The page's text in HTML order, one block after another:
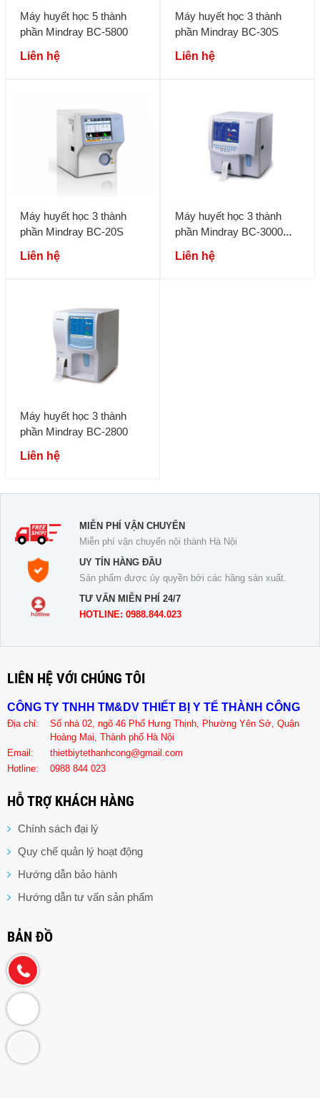
Máy huyết học 5 thành
phần Mindray BC-5800
Liên hệ
Máy huyết học 3 thành
phần Mindray BC-30S
Liên hệ
Máy huyết học 3 thành
phần Mindray BC-20S
Liên hệ
Máy huyết học 3 thành
phần Mindray BC-3000
Liên hệ
Máy huyết học 3 thành
phần Mindray BC-2800
Liên hệ
MIỄN PHÍ VẬN CHUYỂN
Miễn phí vận chuyển nội thành Hà Nội
UY TÍN HÀNG ĐẦU
Sản phẩm được ủy quyền bởi các hãng sản xuất.
TƯ VẤN MIỄN PHÍ 24/7
HOTLINE: 0988.844.023
LIÊN HỆ VỚI CHÚNG TÔI
CÔNG TY TNHH TM&DV THIẾT BỊ Y TẾ THÀNH CÔNG
Địa chỉ:
Số nhà 02, ngõ 46 Phố Hưng Thịnh, Phường Yên Sở, Quận
Hoàng Mai, Thành phố Hà Nội
Email:
thietbiytethanhcong@gmail.com
Hotline:
0988 844 023
HỖ TRỢ KHÁCH HÀNG
Chính sách đại lý
Quy chế quản lý hoạt động
Hướng dẫn bảo hành
Hướng dẫn tư vấn sản phẩm
BẢN ĐỒ